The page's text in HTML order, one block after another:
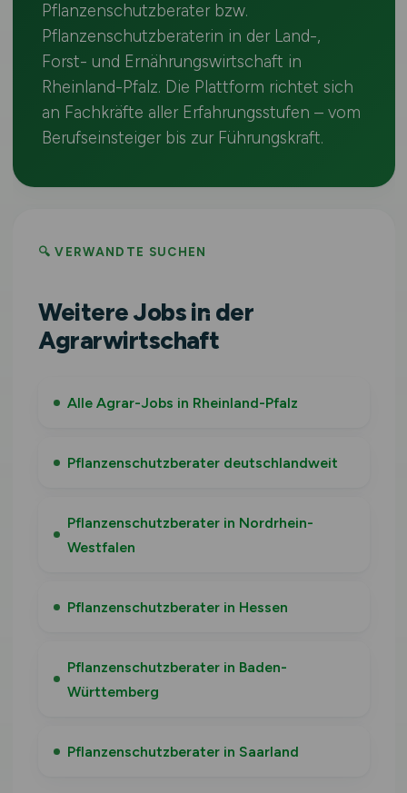
Pflanzenschutzberater bzw.
Pflanzenschutzberaterin in der Land-,
Forst- und Ernährungswirtschaft in
Rheinland-Pfalz. Die Plattform richtet sich
an Fachkräfte aller Erfahrungsstufen – vom
Berufseinsteiger bis zur Führungskraft.
🔍 VERWANDTE SUCHEN
Weitere Jobs in der
Agrarwirtschaft
Alle Agrar-Jobs in Rheinland-Pfalz
Pflanzenschutzberater deutschlandweit
Pflanzenschutzberater in Nordrhein-
Westfalen
Pflanzenschutzberater in Hessen
Pflanzenschutzberater in Baden-
Württemberg
Pflanzenschutzberater in Saarland